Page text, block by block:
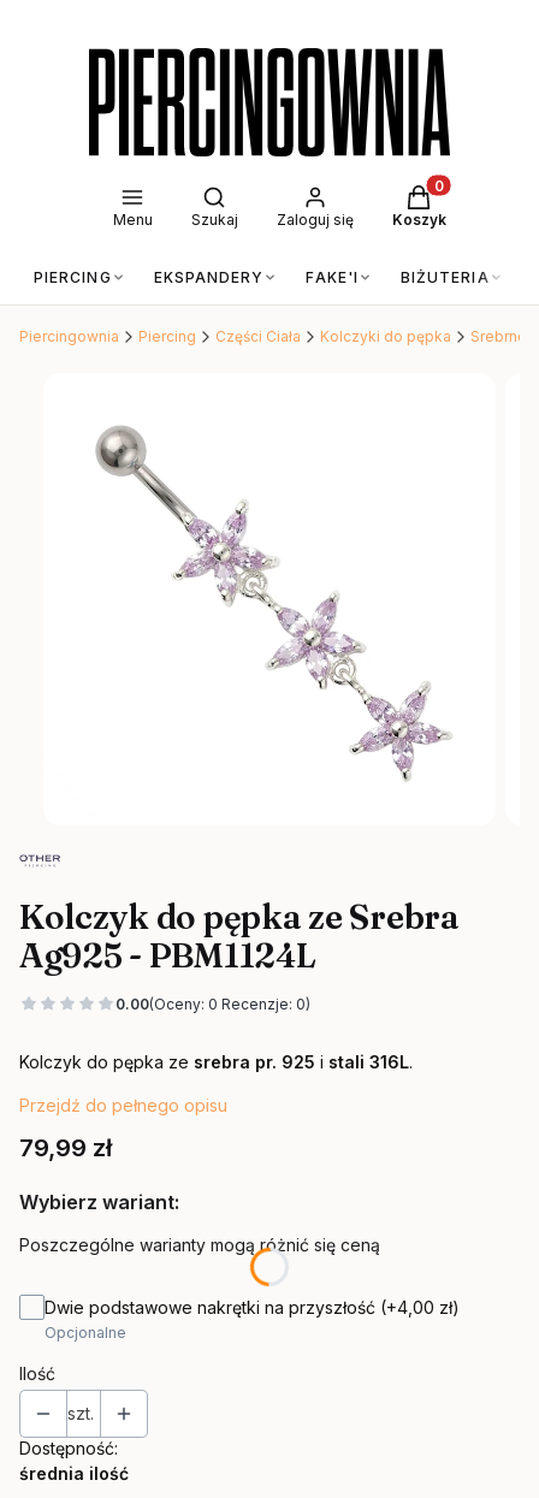
Menu
Otwórz wyszukiwarkę
Szukaj Zaloguj się
Produkty w
Koszyk
PIERCING EKSPANDERY FAKE'I BIŻUTERIA
Piercingownia Piercing Części Ciała Kolczyki do pępka Srebrne
Kolczyk do pępka ze Srebra
Ag925 - PBM1124L
0.00(Oceny: 0 Recenzje: 0)
Kolczyk do pępka ze srebra pr. 925 i stali 316L.
Przejdź do pełnego opisu
Cena
79,99 zł
Wybierz wariant:
Poszczególne warianty mogą różnić się ceną
Dwie podstawowe nakrętki na przyszłość (+4,00 zł)
Opcjonalne
Ilość
szt.
Dostępność:
średnia ilość